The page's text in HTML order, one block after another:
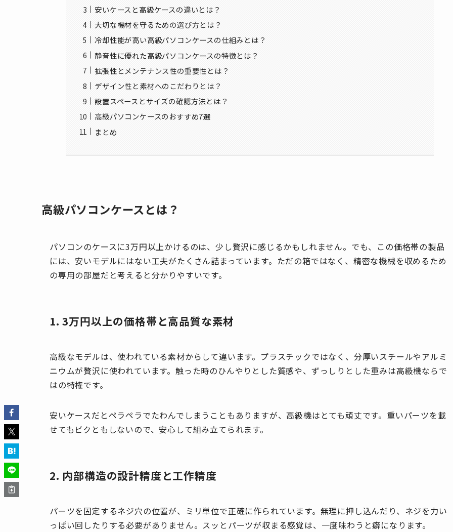
安いケースと高級ケースの違いとは？
大切な機材を守るための選び方とは？
冷却性能が高い高級パソコンケースの仕組みとは？
静音性に優れた高級パソコンケースの特徴とは？
拡張性とメンテナンス性の重要性とは？
デザイン性と素材へのこだわりとは？
設置スペースとサイズの確認方法とは？
高級パソコンケースのおすすめ7選
まとめ
高級パソコンケースとは？
パソコンのケースに3万円以上かけるのは、少し贅沢に感じるかもしれません。でも、この価格帯の製品
には、安いモデルにはない工夫がたくさん詰まっています。ただの箱ではなく、精密な機械を収めるため
の専用の部屋だと考えると分かりやすいです。
1. 3万円以上の価格帯と高品質な素材
高級なモデルは、使われている素材からして違います。プラスチックではなく、分厚いスチールやアルミ
ニウムが贅沢に使われています。触った時のひんやりとした質感や、ずっしりとした重みは高級機ならで
はの特権です。
安いケースだとペラペラでたわんでしまうこともありますが、高級機はとても頑丈です。重いパーツを載
せてもビクともしないので、安心して組み立てられます。
2. 内部構造の設計精度と工作精度
パーツを固定するネジ穴の位置が、ミリ単位で正確に作られています。無理に押し込んだり、ネジを力い
っぱい回したりする必要がありません。スッとパーツが収まる感覚は、一度味わうと癖になります。